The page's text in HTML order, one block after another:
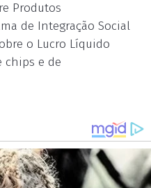
Produtos
de Integração Social
o Lucro Líquido
chips e de